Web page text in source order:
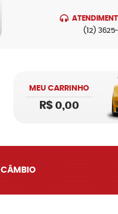
(12)
MEU CARRINHO
R$ 0,00
CÂMBIO